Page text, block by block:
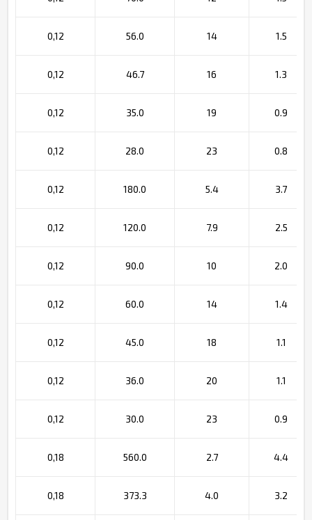
0,12 56.0 14 1.5
0,12 46.7 16 1.3
0,12 35.0 19 0.9
0,12 28.0 23 0.8
0,12 180.0 5.4 3.7
0,12 120.0 7.9 2.5
0,12 90.0 10 2.0
0,12 60.0 14 1.4
0,12 45.0 18 1.1
0,12 36.0 20 1.1
0,12 30.0 23 0.9
0,18 560.0 2.7 4.4
0,18 373.3 4.0 3.2